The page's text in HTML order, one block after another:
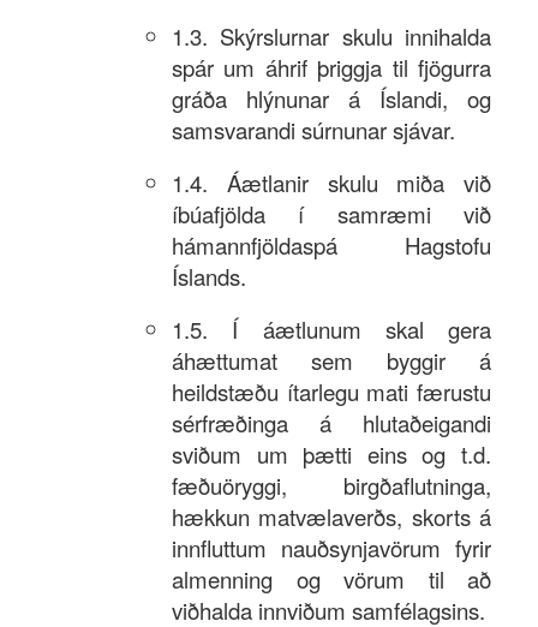
1.3. Skýrslurnar skulu innihalda
spár um áhrif þriggja til fjögurra
gráða hlýnunar á Íslandi, og
samsvarandi súrnunar sjávar.
1.4. Áætlanir skulu miða við
íbúafjölda í samræmi við
hámannfjöldaspá Hagstofu
Íslands.
1.5. Í áætlunum skal gera
áhættumat sem byggir á
heildstæðu ítarlegu mati færustu
sérfræðinga á hlutaðeigandi
sviðum um þætti eins og t.d.
fæðuöryggi, birgðaflutninga,
hækkun matvælaverðs, skorts á
innfluttum nauðsynjavörum fyrir
almenning og vörum til að
viðhalda innviðum samfélagsins.